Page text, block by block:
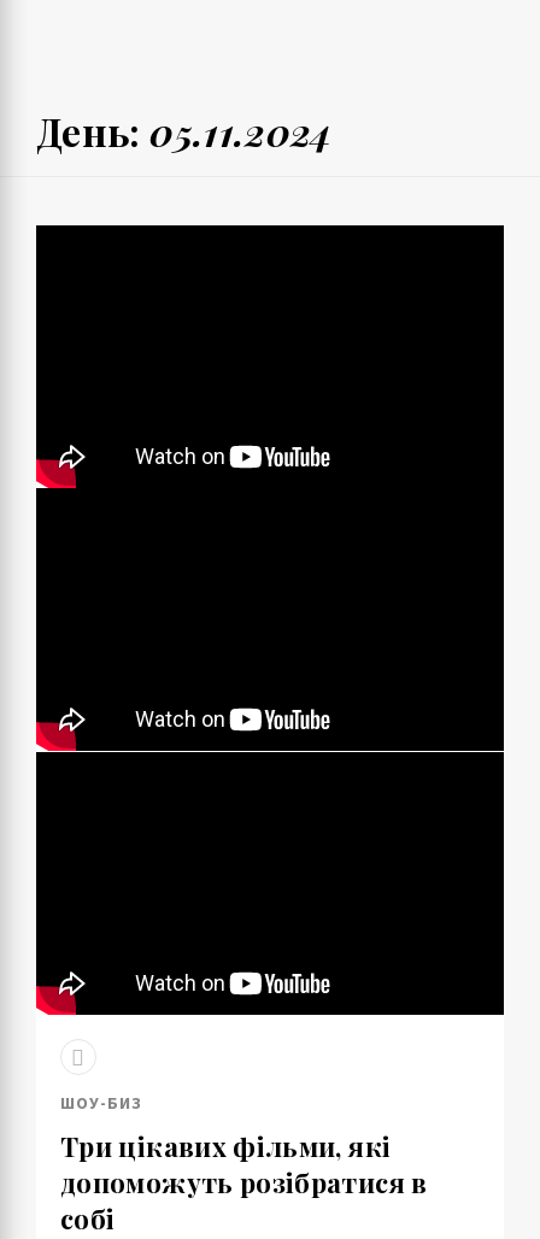
День:05.11.2024
ШОУ-БИЗ
Три цікавих фільми, які
допоможуть розібратися в
собі